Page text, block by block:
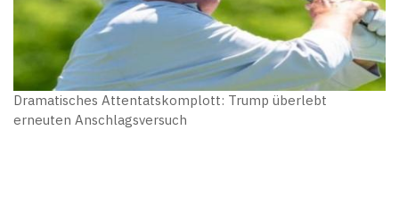
Dramatisches Attentatskomplott: Trump überlebt
erneuten Anschlagsversuch